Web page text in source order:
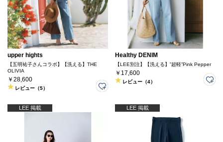
upper hights
【五明祐子さんコラボ】【洗える】THE
OLIVIA
￥28,600
レビュー（5）
Healthy DENIM
【LEE別注】【洗える】”超軽”Pink Pepper
￥17,600
レビュー（4）
LEE 掲載 LEE 掲載